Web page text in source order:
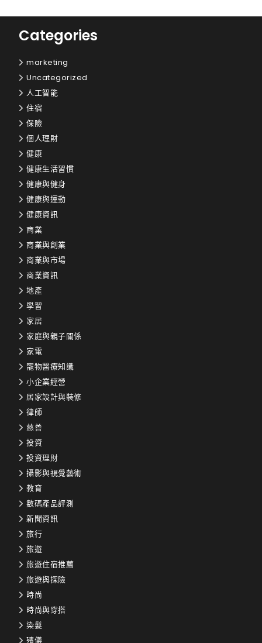
Categories
marketing
Uncategorized
人工智能
住宿
保險
個人理財
健康
健康生活習慣
健康與健身
健康與運動
健康資訊
商業
商業與創業
商業與市場
商業資訊
地產
學習
家居
家庭與親子關係
家電
寵物醫療知識
小企業經營
居家設計與裝修
律師
慈善
投資
投資理財
攝影與視覺藝術
教育
數碼產品評測
新聞資訊
旅行
旅遊
旅遊住宿推薦
旅遊與探險
時尚
時尚與穿搭
染髮
殯儀